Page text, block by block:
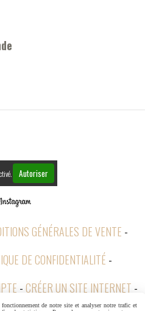
Autoriser
GÉNÉRALES DE VENTE
DE CONFIDENTIALITÉ
CRÉER UN SITE INTERNET
de notre site et analyser notre trafic et